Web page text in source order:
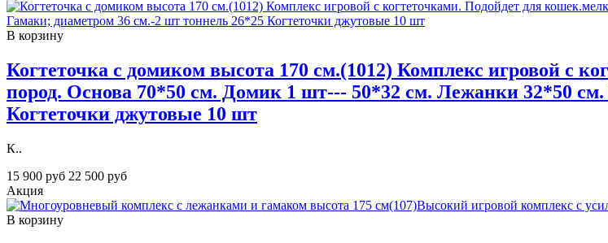
В корзину
Когтеточка с домиком высота 170 см.(1012) Комплекс игровой с
пород. Основа 70*50 см. Домик 1 шт--- 50*32 см. Лежанки 32*50
Когтеточки джутовые 10 шт
К..
15 900 руб 22 500 руб
Акция
В корзину